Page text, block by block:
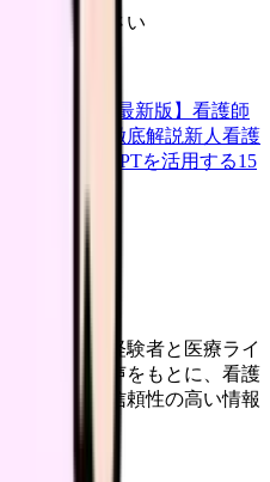
認してください
【2026年最新版】 看護師
最新情報を徹底解説新人看護
看護師がChatGPTを活用する15
は、看護師経験者と医療ライ
のリアルな声をもとに、看護
方に関する信頼性の高い情報
見る